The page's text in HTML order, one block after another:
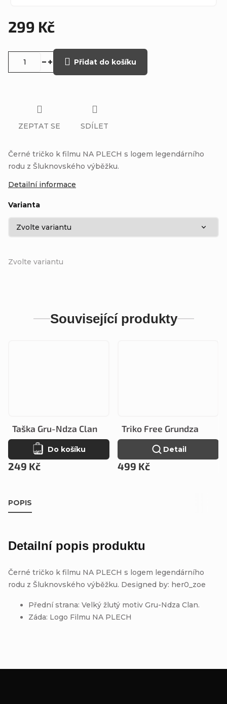
299 Kč
Zvolte variantu
Varianta
Přidat do košíku
Černé tričko k filmu NA PLECH s logem legendárního
rodu z Šluknovského výběžku.
Detailní informace
ZEPTAT SE SDÍLET
Související produkty
Taška Gru-Ndza Clan
249 Kč
Do košíku
Triko Free Grundza
499 Kč
Detail
POPIS
Detailní popis produktu
Černé tričko k filmu NA PLECH s logem legendárního
rodu z Šluknovského výběžku. Designed by: her0_zoe
Přední strana: Velký žlutý motiv Gru-Ndza Clan.
Záda: Logo Filmu NA PLECH